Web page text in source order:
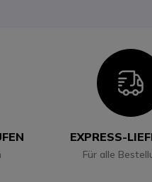
EXPRESS-
Für alle